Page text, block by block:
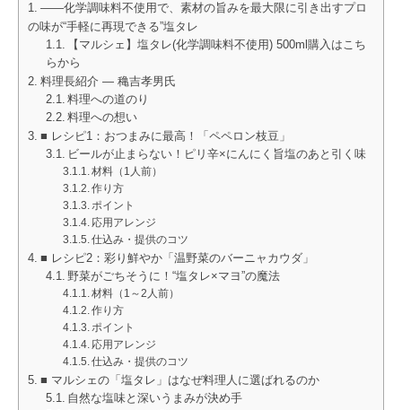
――化学調味料不使用で、素材の旨みを最大限に引き出すプロ
の味が“手軽に再現できる”塩タレ
【マルシェ】塩タレ(化学調味料不使用) 500ml購入はこち
らから
料理長紹介 ― 穐吉孝男氏
料理への道のり
料理への想い
■ レシピ1：おつまみに最高！「ペペロン枝豆」
ビールが止まらない！ピリ辛×にんにく旨塩のあと引く味
材料（1人前）
作り方
ポイント
応用アレンジ
仕込み・提供のコツ
■ レシピ2：彩り鮮やか「温野菜のバーニャカウダ」
野菜がごちそうに！“塩タレ×マヨ”の魔法
材料（1～2人前）
作り方
ポイント
応用アレンジ
仕込み・提供のコツ
■ マルシェの「塩タレ」はなぜ料理人に選ばれるのか
自然な塩味と深いうまみが決め手